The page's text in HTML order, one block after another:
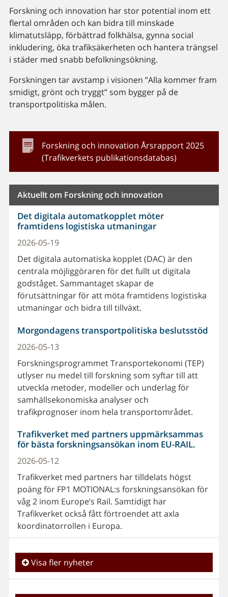
Forskning och innovation har stor potential inom ett
flertal områden och kan bidra till minskade
klimatutsläpp, förbättrad folkhälsa, gynna social
inkludering, öka trafiksäkerheten och hantera trängsel
i städer med snabb befolkningsökning.
Forskningen tar avstamp i visionen ”Alla kommer fram
smidigt, grönt och tryggt” som bygger på de
transportpolitiska målen.
Forskning och innovation Årsrapport 2025
(Trafikverkets publikationsdatabas)
Aktuellt om Forskning och innovation
Det digitala automatkopplet möter
framtidens logistiska utmaningar
2026-05-19
Det digitala automatiska kopplet (DAC) är den
centrala möjliggöraren för det fullt ut digitala
godståget. Sammantaget skapar de
förutsättningar för att möta framtidens logistiska
utmaningar och bidra till tillväxt.
Morgondagens transportpolitiska beslutsstöd
2026-05-13
Forskningsprogrammet Transportekonomi (TEP)
utlyser nu medel till forskning som syftar till att
utveckla metoder, modeller och underlag för
samhällsekonomiska analyser och
trafikprognoser inom hela transportområdet.
Trafikverket med partners uppmärksammas
för bästa forskningsansökan inom EU-RAIL.
2026-05-12
Trafikverket med partners har tilldelats högst
poäng för FP1 MOTIONAL:s forskningsansökan för
våg 2 inom Europe’s Rail. Samtidigt har
Trafikverket också fått förtroendet att axla
koordinatorrollen i Europa.
Visa fler nyheter